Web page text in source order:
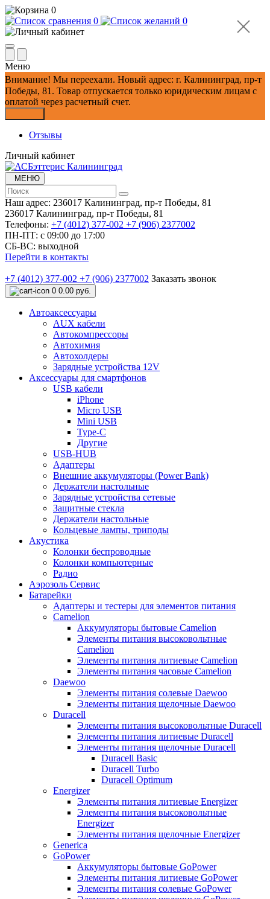
0
0
0
Меню
Внимание! Мы переехали. Новый адрес: г. Калининград, пр-т
Победы, 81. Товар отпускается только юридическим лицам с
оплатой через расчетный счет.
Отзывы
Личный кабинет
МЕНЮ
Наш адрес: 236017 Калининград,​ пр-т Победы, 81
236017 Калининград,​ пр-т Победы, 81
Телефоны: +7 (4012) 377-002 +7 (906) 2377002
ПН-ПТ: с 09:00 до 17:00
СБ-ВС: выходной
Перейти в контакты
+7 (4012) 377-002 +7 (906) 2377002 Заказать звонок
0 0.00 руб.
Автоаксессуары
AUX кабели
Автокомпрессоры
Автохимия
Автохолдеры
Зарядные устройства 12V
Аксессуары для смартфонов
USB кабели
iPhone
Micro USB
Mini USB
Type-C
Другие
USB-HUB
Адаптеры
Внешние аккумуляторы (Power Bank)
Держатели настольные
Зарядные устройства сетевые
Защитные стекла
Держатели настольные
Кольцевые лампы, триподы
Акустика
Колонки беспроводные
Колонки компьютерные
Радио
Аэрозоль Сервис
Батарейки
Aдаптеры и тестеры для элементов питания
Camelion
Аккумуляторы бытовые Camelion
Элементы питания высоковольтные
Camelion
Элементы питания литиевые Camelion
Элементы питания часовые Camelion
Daewoo
Элементы питания солевые Daewoo
Элементы питания щелочные Daewoo
Duracell
Элементы питания высоковольтные Duracell
Элементы питания литиевые Duracell
Элементы питания щелочные Duracell
Duracell Basic
Duracell Turbo
Duracell Optimum
Energizer
Элементы питания литиевые Energizer
Элементы питания высоковольтные
Energizer
Элементы питания щелочные Energizer
Generica
GoPower
Аккумуляторы бытовые GoPower
Элементы питания литиевые GoPower
Элементы питания солевые GoPower